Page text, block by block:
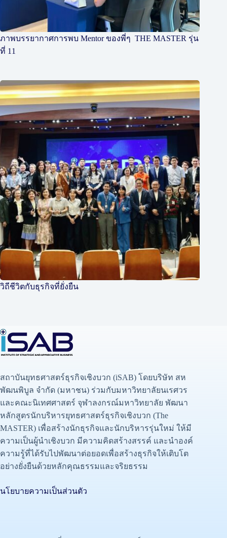
ภาพบรรยากาศการพบ Mentor ของพี่ๆ THE MASTER รุ่น
ที่ 11
วิถีชีวิตกับธุรกิจที่ยั่งยืน
สถาบันยุทธศาสตร์ธุรกิจเชิงบวก (iSAB) โดยบริษัท สห
พัฒนพิบูล จำกัด (มหาชน) ร่วมกับมหาวิทยาลัยนเรศวร
และคณะนิเทศศาสตร์ จุฬาลงกรณ์มหาวิทยาลัย พัฒนา
หลักสูตรนักบริหารยุทธศาสตร์ธุรกิจเชิงบวก (The
MASTER) เพื่อสร้างนักธุรกิจและนักบริหารรุ่นใหม่ ให้มี
ความเป็นผู้นำเชิงบวก มีความคิดสร้างสรรค์ และนำองค์
ความรู้ที่ได้รับไปพัฒนาต่อยอดเพื่อสร้างธุรกิจให้เติบโต
อย่างยั่งยืนด้วยหลักคุณธรรมและจริยธรรม
นโยบายความเป็นส่วนตัว